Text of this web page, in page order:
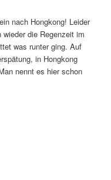
nach Hongkong! Leider
die Regenzeit im
was runter ging. Auf
in Hongkong
nennt es hier schon